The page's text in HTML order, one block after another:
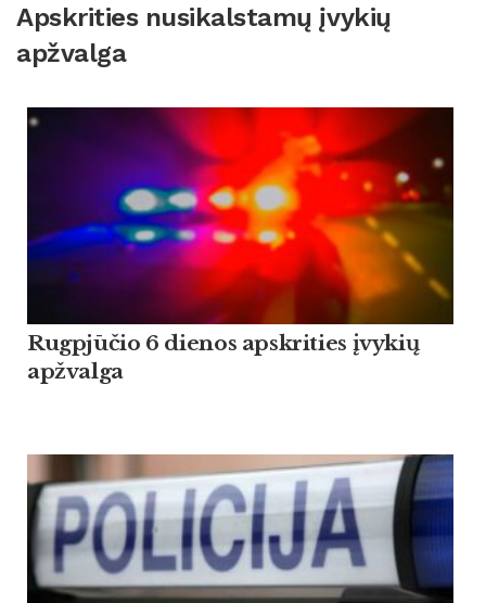
Apskrities nusikalstamų įvykių
apžvalga
Rugpjūčio 6 dienos apskrities įvykių
apžvalga